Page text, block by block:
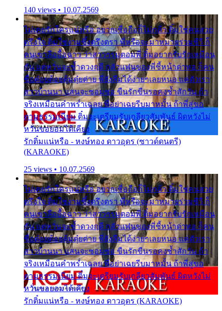
140 views • 10.07.2569
ไม่เคยรักใครแน่หรือ อยากเชื่อถือก็ไม่กล้า ติ๋มใช่คนสวย
ตรึงใจ ติ๋มใช่งามซึ้งตรึงตรา พี่หรือจะมาหมายร่วมชีวี ก็
คนเขาลืออื้อฉาว ว่าสาวๆรุมตอมพี่ ติ๋มอยากรับรักเหมือน
กัน แต่หวั่นจะช้ำดวงฤดี กลัวแฟนของพี่ชี้หน้าด่าทอ ก็คน
ชื่อต๋อยต้อยตุ้มตุ๋ยต่าย พี่ยังลืมได้ง่ายๆเลยหนอ แค่ตัวเรา
สาวบ้านนา แสนจะซอมซ่อ ขืนรักขืนรอคงช้ำสักวัน ถ้า
จริงเหมือนคำพร่ำเฉลย พี่อย่าเฉยรีบมาหมั้น ถ้าพี่สู่ขอ
ตามธรรมเนียม ติ๋มจะเตรียมรับเกลียวสัมพันธ์ ผิดหวังไม่
หวั่นขอยอมได้เคียง
รักติ๋มแน่หรือ - หงษ์ทอง ดาวอุดร (ซาวด์ดนตรี)
(KARAOKE)
25 views • 10.07.2569
ไม่เคยรักใครแน่หรือ อยากเชื่อถือก็ไม่กล้า ติ๋มใช่คนสวย
ตรึงใจ ติ๋มใช่งามซึ้งตรึงตรา พี่หรือจะมาหมายร่วมชีวี ก็
คนเขาลืออื้อฉาว ว่าสาวๆรุมตอมพี่ ติ๋มอยากรับรักเหมือน
กัน แต่หวั่นจะช้ำดวงฤดี กลัวแฟนของพี่ชี้หน้าด่าทอ ก็คน
ชื่อต๋อยต้อยตุ้มตุ๋ยต่าย พี่ยังลืมได้ง่ายๆเลยหนอ แค่ตัวเรา
สาวบ้านนา แสนจะซอมซ่อ ขืนรักขืนรอคงช้ำสักวัน ถ้า
จริงเหมือนคำพร่ำเฉลย พี่อย่าเฉยรีบมาหมั้น ถ้าพี่สู่ขอ
ตามธรรมเนียม ติ๋มจะเตรียมรับเกลียวสัมพันธ์ ผิดหวังไม่
หวั่นขอยอมได้เคียง
รักติ๋มแน่หรือ - หงษ์ทอง ดาวอุดร (KARAOKE)